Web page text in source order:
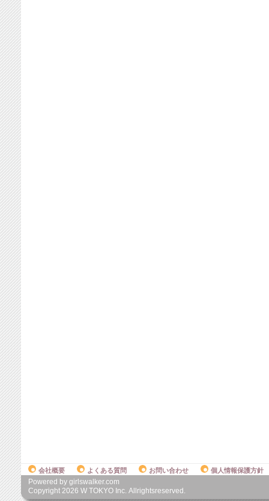
会社概要 よくある質問 お問い合わせ 個人情報保護方針
Powered by girlswalker.com
Copyright 2026 W TOKYO Inc. Allrightsreserved.